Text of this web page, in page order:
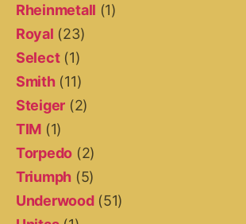
Rheinmetall (1)
Royal (23)
Select(1)
Smith(11)
Steiger (2)
TIM (1)
Torpedo (2)
Triumph (5)
Underwood(51)